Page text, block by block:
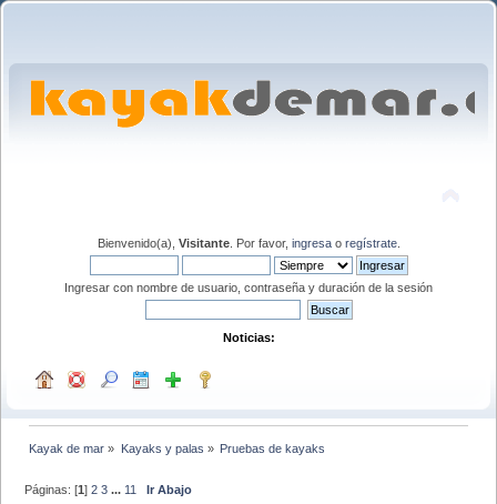
Bienvenido(a), Visitante. Por favor, ingresao regístrate.
Ingresar con nombre de usuario, contraseña y duración de la sesión
Noticias:
Kayak de mar » Kayaks y palas » Pruebas de kayaks
Páginas: [1]2 3 ... 11 Ir Abajo